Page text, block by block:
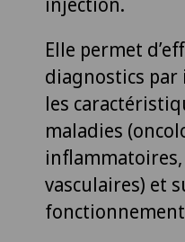
Elle permet
diagnostics par
les
maladies
vasculaires) et